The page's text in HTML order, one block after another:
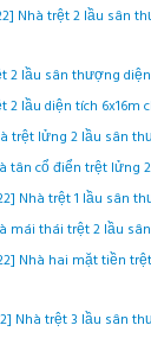
Nhà trệt 2 lầu sân
lầu sân thượng
lầu diện tích 6x16m
trệt lửng 2 lầu sân
tân cổ điển trệt lửng
Nhà trệt 1 lầu sân
thái trệt 2 lầu
Nhà hai mặt tiền
Nhà trệt 3 lầu sân